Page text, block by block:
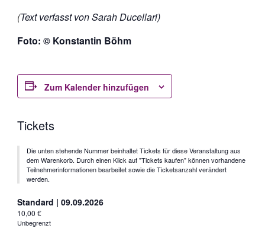
(Text verfasst von Sarah Ducellari)
Foto: © Konstantin Böhm
Zum Kalender hinzufügen
Tickets
Die unten stehende Nummer beinhaltet Tickets für diese Veranstaltung aus
dem Warenkorb. Durch einen Klick auf "Tickets kaufen" können vorhandene
Teilnehmerinformationen bearbeitet sowie die Ticketsanzahl verändert
werden.
Standard | 09.09.2026
10,00 €
Unbegrenzt